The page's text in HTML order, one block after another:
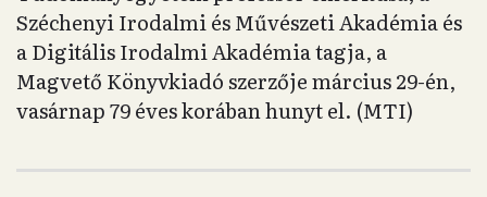
Széchenyi Irodalmi és Művészeti Akadémia és
a Digitális Irodalmi Akadémia tagja, a
Magvető Könyvkiadó szerzője március 29-én,
vasárnap 79 éves korában hunyt el. (MTI)